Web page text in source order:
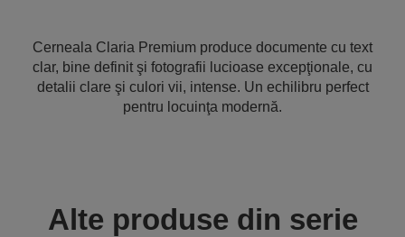
Cerneala Claria Premium produce documente cu text
clar, bine definit şi fotografii lucioase excepţionale, cu
detalii clare şi culori vii, intense. Un echilibru perfect
pentru locuinţa modernă.
Alte produse din serie